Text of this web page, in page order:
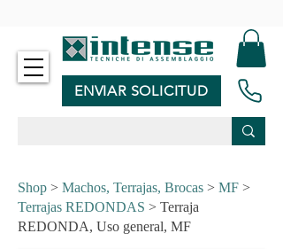
ENVIAR SOLICITUD
Shop > Machos, Terrajas, Brocas > MF >
Terrajas REDONDAS > Terraja
REDONDA, Uso general, MF